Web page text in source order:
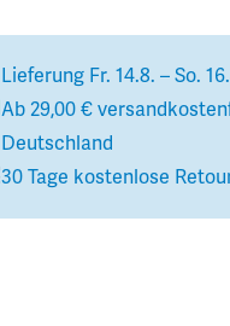
Lieferung Fr. 14.8. – So.
Ab 29,00 €
Deutschland
30 Tage kostenlose